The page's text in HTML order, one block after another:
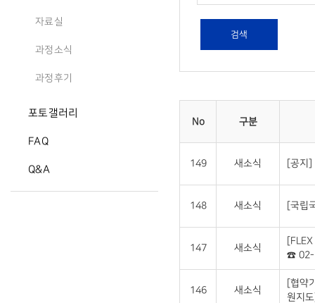
자료실
과정소식
과정후기
포토갤러리
FAQ
Q&A
검색
No 구분
149 새소식 [공지]
148 새소식 [국립
147 새소식
☎ 02-
146 새소식
[협약
원지